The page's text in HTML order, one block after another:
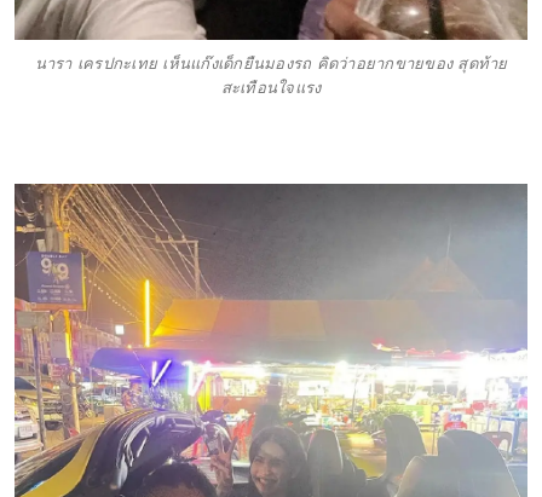
นารา เครปกะเทย เห็นแก๊งเด็กยืนมองรถ คิดว่าอยากขายของ สุดท้าย
สะเทือนใจแรง